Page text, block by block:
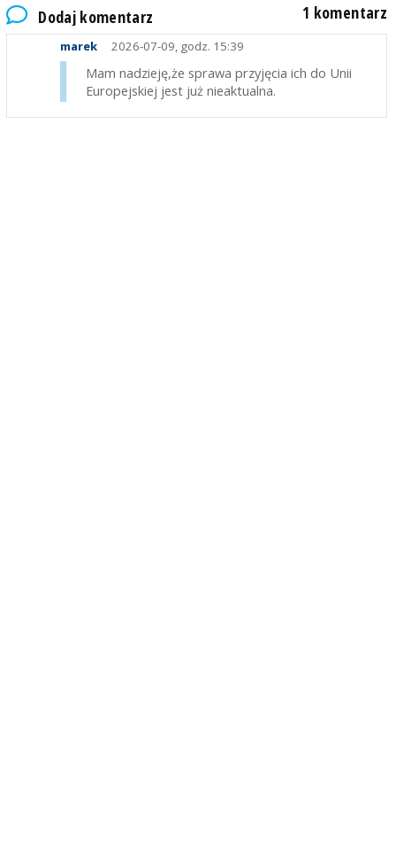
Dodaj komentarz 1 komentarz
marek 2026-07-09, godz. 15:39
Mam nadzieję,że sprawa przyjęcia ich do Unii
Europejskiej jest już nieaktualna.